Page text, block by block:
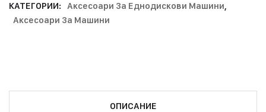
КАТЕГОРИИ:
Аксесоари За Еднодискови Машини,
Аксесоари За Машини
ОПИСАНИЕ